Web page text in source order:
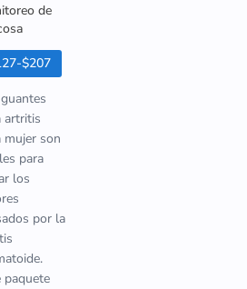
de
$207
artritis
mujer son
para
los
por la
paquete